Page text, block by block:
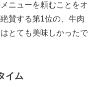
ニューを頼むことをオ
賛する第1位の、牛肉
とても美味しかったで
イム